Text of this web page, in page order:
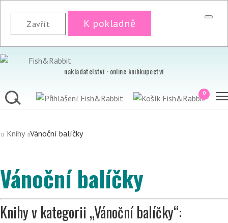
Zavřít K pokladně
nakladatelství · online knihkupectví
0
Knihy Vánoční balíčky
Vánoční balíčky
Knihy v kategorii „Vánoční balíčky“: